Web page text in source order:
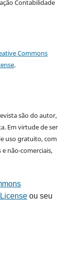
Contabilidade
Commons
.
são do autor,
Em virtude de ser
uso gratuito, com
não-comerciais,
ou seu